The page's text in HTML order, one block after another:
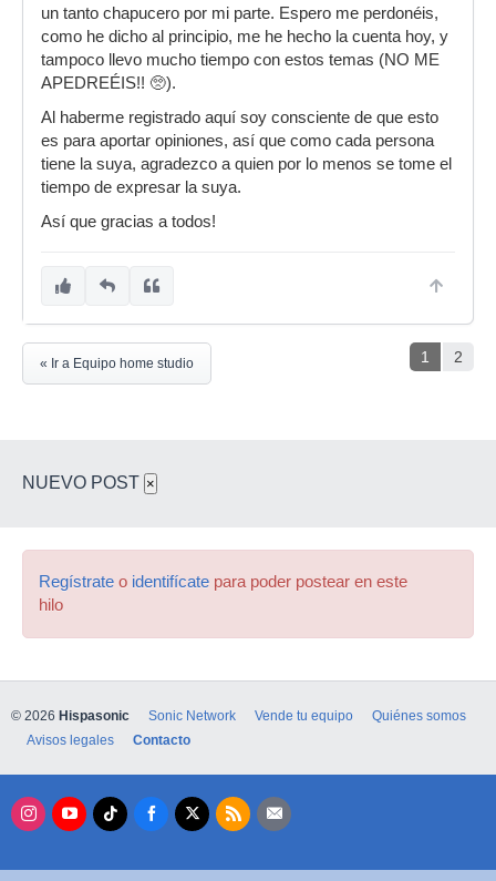
un tanto chapucero por mi parte. Espero me perdonéis,
como he dicho al principio, me he hecho la cuenta hoy, y
tampoco llevo mucho tiempo con estos temas (NO ME
APEDREÉIS!! 🥺).
Al haberme registrado aquí soy consciente de que esto
es para aportar opiniones, así que como cada persona
tiene la suya, agradezco a quien por lo menos se tome el
tiempo de expresar la suya.
Así que gracias a todos!
1 2
« Ir a Equipo home studio
NUEVO POST ×
Regístrate o identifícate para poder postear en este
hilo
© 2026 Hispasonic Sonic Network Vende tu equipo
Quiénes somos
Avisos legales
Contacto